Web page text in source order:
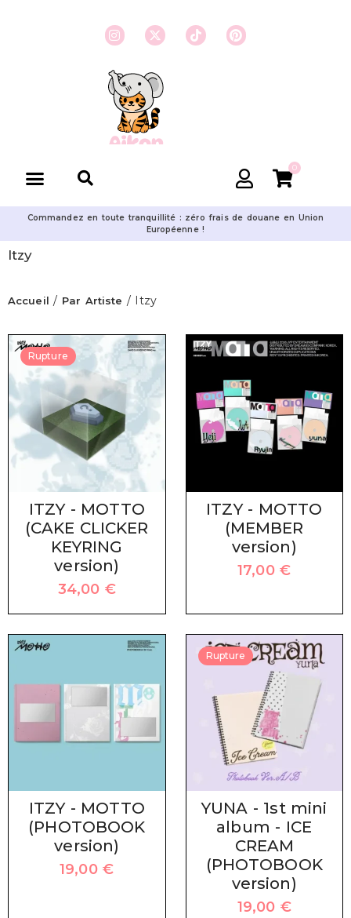
0
Commandez en toute tranquillité : zéro frais de douane en Union
Européenne !
Itzy
Accueil / Par Artiste / Itzy
Rupture
ITZY - MOTTO
(CAKE CLICKER
KEYRING
version)
34,00 €
ITZY - MOTTO
(MEMBER
version)
17,00€
ITZY - MOTTO
(PHOTOBOOK
version)
19,00€
Rupture
YUNA - 1st mini
album - ICE
CREAM
(PHOTOBOOK
version)
19,00 €